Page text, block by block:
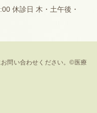
休診日 木・土午後・
問い合わせください。©医療